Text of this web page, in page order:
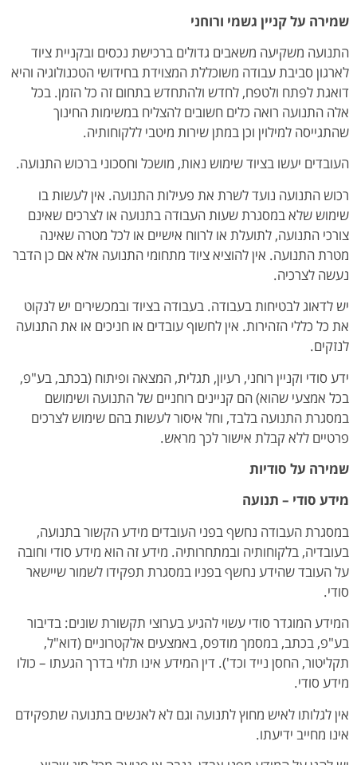
שמירה על קניין גשמי ורוחני
התנועה משקיעה משאבים גדולים ברכישת נכסים ובקניית ציוד
לארגון סביבת עבודה משוכללת המצוידת בחידושי הטכנולוגיה והיא
דואגת לפתח ולטפח, לחדש ולהתחדש בתחום זה כל הזמן. בכל
אלה התנועה רואה כלים חשובים להצליח במשימות החינוך
שהתגייסה למילוין וכן במתן שירות מיטבי ללקוחותיה.
העובדים יעשו בציוד שימוש נאות, מושכל וחסכוני ברכוש התנועה.
רכוש התנועה נועד לשרת את פעילות התנועה. אין לעשות בו
שימוש שלא במסגרת שעות העבודה בתנועה או לצרכים שאינם
צורכי התנועה, לתועלת או לרווח אישיים או לכל מטרה שאינה
מטרת התנועה. אין להוציא ציוד מתחומי התנועה אלא אם כן הדבר
נעשה לצרכיה.
יש לדאוג לבטיחות בעבודה. בעבודה בציוד ובמכשירים יש לנקוט
את כל כללי הזהירות. אין לחשוף עובדים או חניכים או את התנועה
לנזקים.
ידע סודי וקניין רוחני, רעיון, תגלית, המצאה ופיתוח (בכתב, בע"פ,
בכל אמצעי שהוא) הם קניינים רוחניים של התנועה ושימושם
במסגרת התנועה בלבד, וחל איסור לעשות בהם שימוש לצרכים
פרטיים ללא קבלת אישור לכך מראש.
שמירה על סודיות
מידע סודי – תנועה
במסגרת העבודה נחשף בפני העובדים מידע הקשור בתנועה,
בעובדיה, בלקוחותיה ובמתחרותיה. מידע זה הוא מידע סודי וחובה
על העובד שהידע נחשף בפניו במסגרת תפקידו לשמור שיישאר
סודי.
המידע המוגדר סודי עשוי להגיע בערוצי תקשורת שונים: בדיבור
בע"פ, בכתב, במסמך מודפס, באמצעים אלקטרוניים (דוא"ל,
תקליטור, החסן נייד וכד'). דין המידע אינו תלוי בדרך הגעתו – כולו
מידע סודי.
אין לגלותו לאיש מחוץ לתנועה וגם לא לאנשים בתנועה שתפקידם
אינו מחייב ידיעתו.